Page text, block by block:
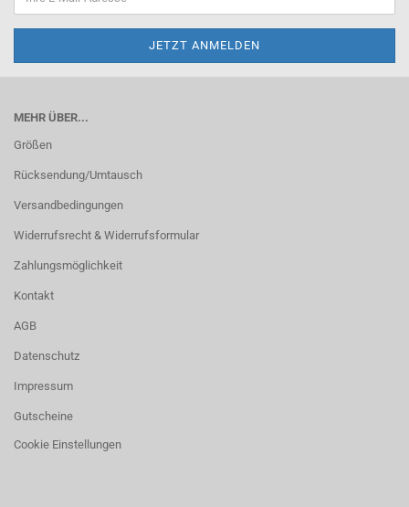
MEHR ÜBER...
Größen
Rücksendung/Umtausch
Versandbedingungen
Widerrufsrecht & Widerrufsformular
Zahlungsmöglichkeit
Kontakt
AGB
Datenschutz
Impressum
Gutscheine
Cookie Einstellungen